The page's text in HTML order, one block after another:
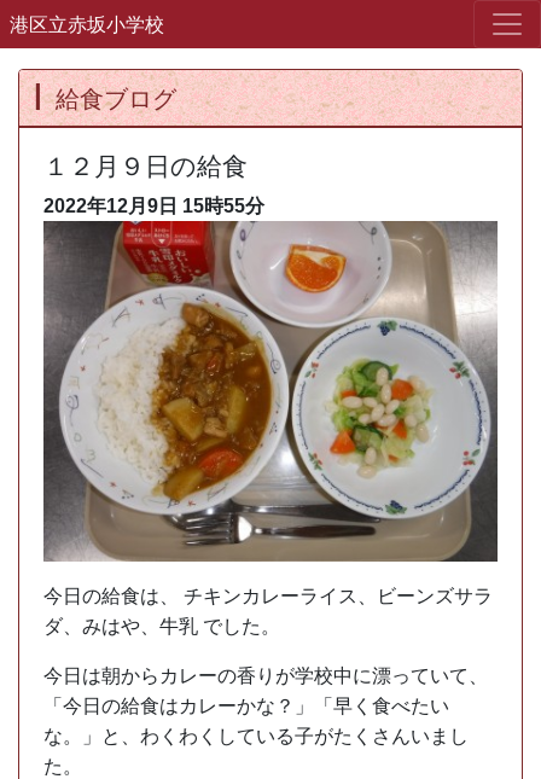
港区立赤坂小学校
給食ブログ
１２月９日の給食
2022年12月9日 15時55分
今日の給食は、 チキンカレーライス、ビーンズサラ
ダ、みはや、牛乳 でした。
今日は朝からカレーの香りが学校中に漂っていて、
「今日の給食はカレーかな？」「早く食べたい
な。」と、わくわくしている子がたくさんいまし
た。